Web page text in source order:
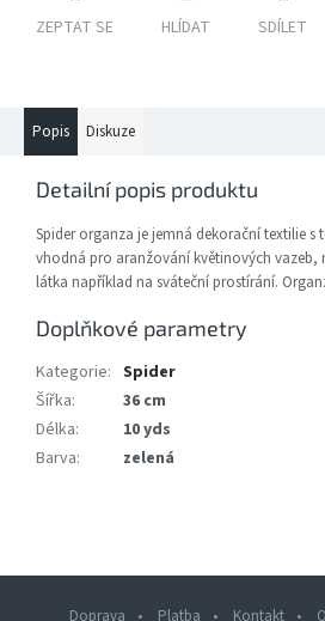
ZEPTAT SE HLÍDAT SDÍLET
Popis Diskuze
Detailní popis produktu
Spider organza je jemná dekorační textilie s
vhodná pro aranžování květinových vazeb,
látka například na sváteční prostírání.
Doplňkové parametry
Kategorie: Spider
Šířka:
36 cm
Délka:
10 yds
Barva: zelená
Doprava Platba Kontakt